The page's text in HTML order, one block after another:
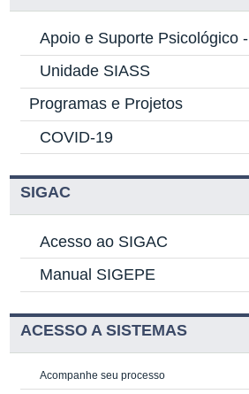
Apoio e Suporte Psicológico -
Unidade SIASS
Programas e Projetos
COVID-19
SIGAC
Acesso ao SIGAC
Manual SIGEPE
ACESSO A SISTEMAS
Acompanhe seu processo